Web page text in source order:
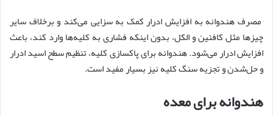
مصرف هندوانه به افزایش ادرار کمک به سزایی می‌کند و برخلاف سایر
چیزها مثل کافئین و الکل، بدون اینکه فشاری به کلیه‌ها وارد کند، باعث
افزایش ادرار می‌شود. هندوانه برای پاکسازی کلیه، تنظیم سطح اسید ادرار
و حل‌شدن و تجزیه سنگ‌ کلیه نیز بسیار مفید است.
هندوانه برای معده